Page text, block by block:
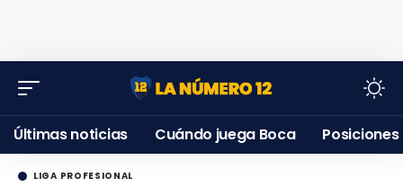
Últimas noticias Cuándo juega Boca Posiciones
LIGA PROFESIONAL